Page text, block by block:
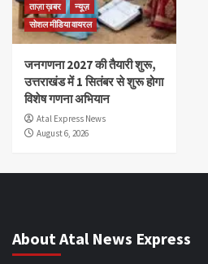
ताज़ा ख़बर
न्यूज़
सोशल मीडिया वायरल
जनगणना 2027 की तैयारी शुरू,
उत्तराखंड में 1 सितंबर से शुरू होगा
विशेष गणना अभियान
Atal Express News
August 6, 2026
About Atal News Express